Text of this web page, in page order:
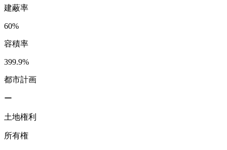
建蔽率
60%
容積率
399.9%
都市計画
ー
土地権利
所有権